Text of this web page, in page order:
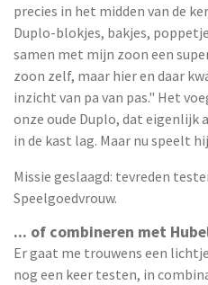
precies in het midden van de
Duplo-blokjes, bakjes,
samen met mijn zoon een
zoon zelf, maar hier en daar
inzicht van pa van pas." Het
onze oude Duplo, dat eigenlijk
in de kast lag. Maar nu speelt
Missie geslaagd: tevreden
Speelgoedvrouw.
... of combineren met
Er gaat me trouwens een
nog een keer testen, in